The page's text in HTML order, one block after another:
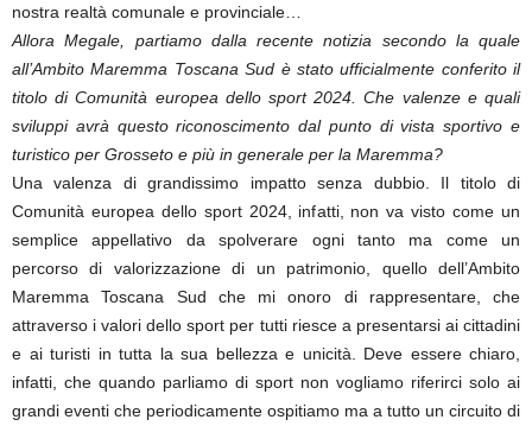
nostra realtà comunale e provinciale…
Allora Megale, partiamo dalla recente notizia secondo la quale
all’Ambito Maremma Toscana Sud è stato ufficialmente conferito il
titolo di Comunità europea dello sport 2024. Che valenze e quali
sviluppi avrà questo riconoscimento dal punto di vista sportivo e
turistico per Grosseto e più in generale per la Maremma?
Una valenza di grandissimo impatto senza dubbio. Il titolo di
Comunità europea dello sport 2024, infatti, non va visto come un
semplice appellativo da spolverare ogni tanto ma come un
percorso di valorizzazione di un patrimonio, quello dell’Ambito
Maremma Toscana Sud che mi onoro di rappresentare, che
attraverso i valori dello sport per tutti riesce a presentarsi ai cittadini
e ai turisti in tutta la sua bellezza e unicità. Deve essere chiaro,
infatti, che quando parliamo di sport non vogliamo riferirci solo ai
grandi eventi che periodicamente ospitiamo ma a tutto un circuito di